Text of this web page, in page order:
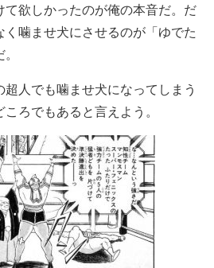
て欲しかったのが俺の本音だ。だ
く噛ませ犬にさせるのが「ゆでた
超人でも噛ませ犬になってしまう
ろでもあると言えよう。